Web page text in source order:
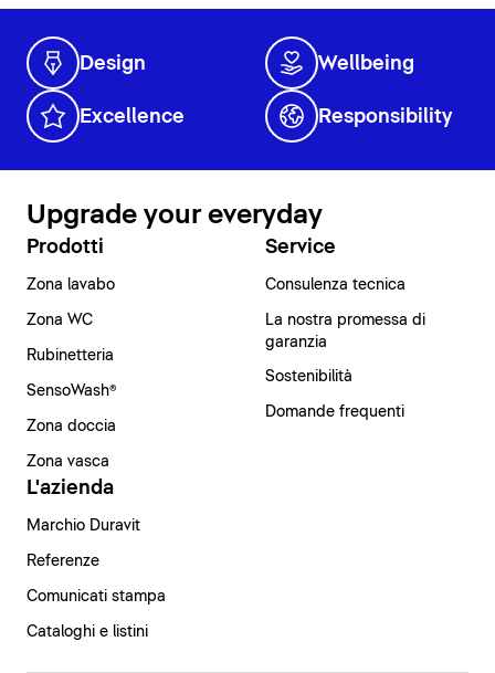
Design Wellbeing
Excellence Responsibility
Upgrade your everyday
Prodotti
Zona lavabo
Zona WC
Rubinetteria
SensoWash®
Zona doccia
Zona vasca
Service
Consulenza tecnica
La nostra promessa di
garanzia
Sostenibilità
Domande frequenti
L'azienda
Marchio Duravit
Referenze
Comunicati stampa
Cataloghi e listini